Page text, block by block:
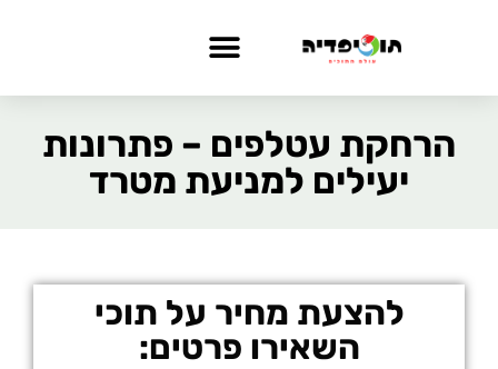
הרחקת עטלפים – פתרונות
יעילים למניעת מטרד
להצעת מחיר על תוכי
השאירו פרטים: